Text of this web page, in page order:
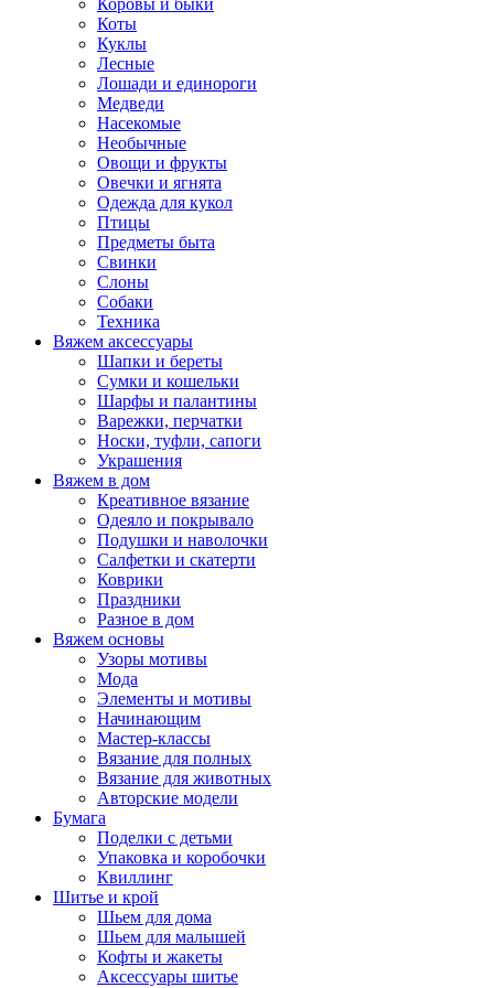
Коровы и быки
Коты
Куклы
Лесные
Лошади и единороги
Медведи
Насекомые
Необычные
Овощи и фрукты
Овечки и ягнята
Одежда для кукол
Птицы
Предметы быта
Свинки
Слоны
Собаки
Техника
Вяжем аксессуары
Шапки и береты
Сумки и кошельки
Шарфы и палантины
Варежки, перчатки
Носки, туфли, сапоги
Украшения
Вяжем в дом
Креативное вязание
Одеяло и покрывало
Подушки и наволочки
Салфетки и скатерти
Коврики
Праздники
Разное в дом
Вяжем основы
Узоры мотивы
Мода
Элементы и мотивы
Начинающим
Мастер-классы
Вязание для полных
Вязание для животных
Авторские модели
Бумага
Поделки с детьми
Упаковка и коробочки
Квиллинг
Шитье и крой
Шьем для дома
Шьем для малышей
Кофты и жакеты
Аксессуары шитье